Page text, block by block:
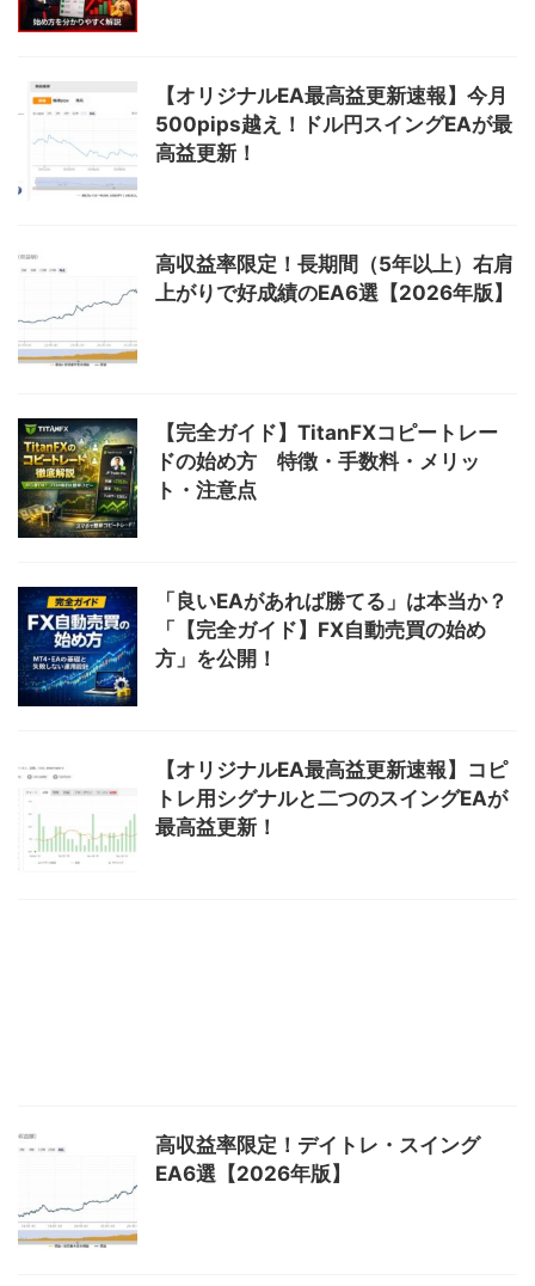
【オリジナルEA最高益更新速報】今月
500pips越え！ドル円スイングEAが最
高益更新！
高収益率限定！長期間（5年以上）右肩
上がりで好成績のEA6選【2026年版】
【完全ガイド】TitanFXコピートレー
ドの始め方 特徴・手数料・メリッ
ト・注意点
「良いEAがあれば勝てる」は本当か？
「【完全ガイド】FX自動売買の始め
方」を公開！
【オリジナルEA最高益更新速報】コピ
トレ用シグナルと二つのスイングEAが
最高益更新！
高収益率限定！デイトレ・スイング
EA6選【2026年版】